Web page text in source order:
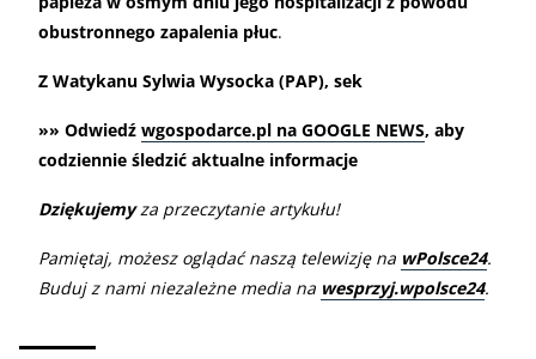
obustronnego zapalenia płuc.
Z Watykanu Sylwia Wysocka (PAP), sek
»» Odwiedź wgospodarce.pl na GOOGLE NEWS, aby
codziennie śledzić aktualne informacje
Dziękujemyza przeczytanie artykułu!
Pamiętaj, możesz oglądać naszą telewizję na wPolsce24.
Buduj z nami niezależne media na wesprzyj.wpolsce24.